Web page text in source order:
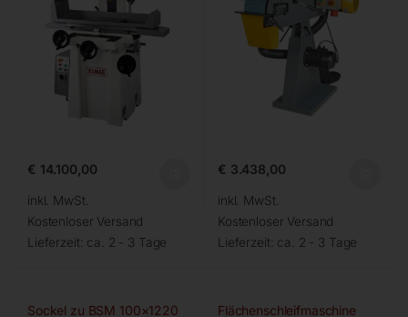
€ 14.100,00
inkl. MwSt.
Kostenloser Versand
Lieferzeit: ca. 2 - 3 Tage
€ 3.438,00
inkl. MwSt.
Kostenloser Versand
Lieferzeit: ca. 2 - 3 Tage
Sockel zu BSM 100×1220
Flächenschleifmaschine